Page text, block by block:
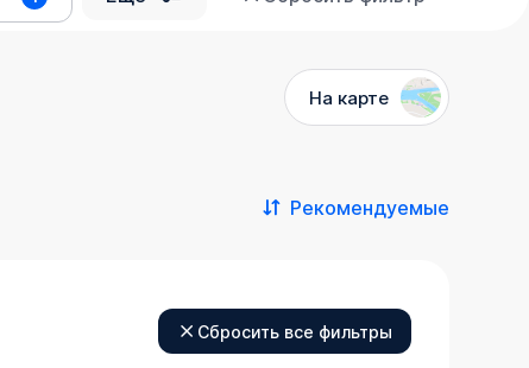
На карте
Рекомендуемые
Сбросить все фильтры